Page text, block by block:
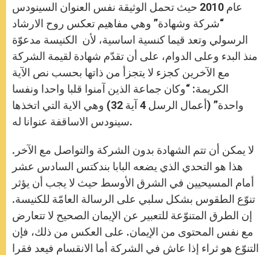
عام 2010 حيث تحمل الوثيقة نفس العنوان السينودس
“شركة وشهادة” وهي مفاهيم تعكس روح الارشاد
الرسولي وتعد قيما كنسية اساسية، لأن الكنيسة مدعوّة
منذ البدء وعلى الدوام، على أن تقدّم شهادة لقيمة الشركة
مع الآخرين كجزء لا يتجزأ من ذاتها بحسب نص الآية
الكريمة: “وكان جماعة الذين آمنوا قلبا واحدا ونفسا
واحدة” (أعمال الرسل 4 آية 32) وهي الاية التي اتخذها
سينودس الاساقفة عنوانا له.
لا يمكن أن تتم الشهادة بدون الشركة والتواصل مع الآخر.
هذا هو التحدي الذي يضعه البابا بندكتس السادس عشر
أمام المسيحيين في الشرق الأوسط حيث لا يجب أن يؤثر
تنوّع الطقوس بشكل سلبي على الرسالة العامّة للكنيسة.
إن الطرق المتنوّعة للتعبير عن الإيمان الصحيح لا تتعارض
مع نفس المحتوى من الإيمان. على العكس من ذلك، فإن
التنوّع هو ثراء إذا عاش في الشركة أما الانقسام فيعد فقرا